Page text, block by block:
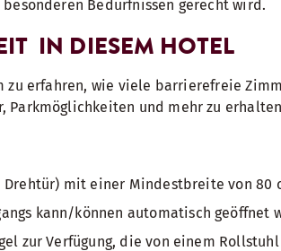
Bedürfnissen gerecht wird.
IN DIESEM HOTEL
zu erfahren, wie viele barrierefreie
Parkmöglichkeiten und mehr zu
Drehtür) mit einer Mindestbreite von 80
kann/können automatisch geöffnet
zur Verfügung, die von einem